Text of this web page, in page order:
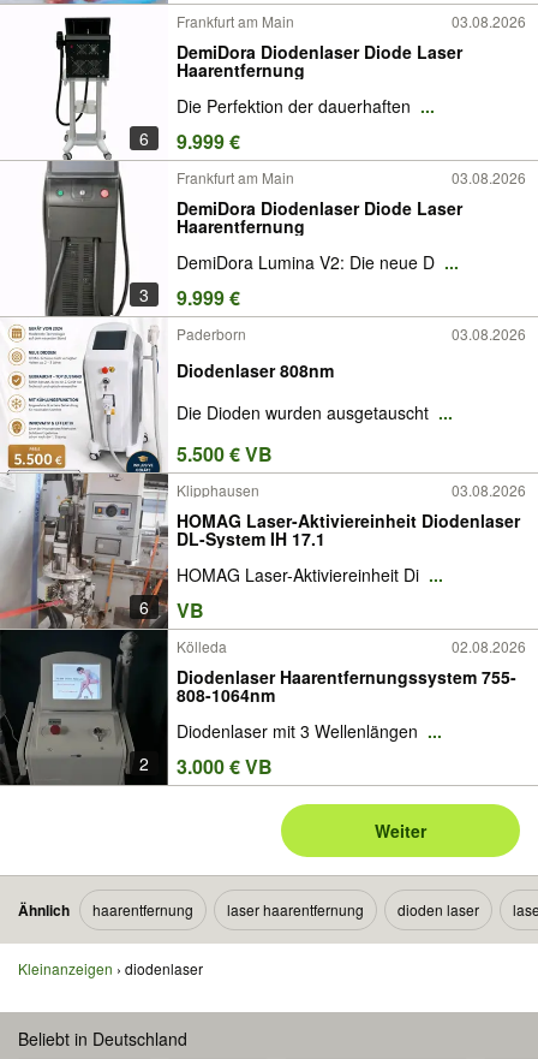
6
Frankfurt am Main 03.08.2026
DemiDora Diodenlaser Diode Laser
Haarentfernung
Die Perfektion der dauerhaften ...
9.999 €
3
Frankfurt am Main 03.08.2026
DemiDora Diodenlaser Diode Laser
Haarentfernung
DemiDora Lumina V2: Die neue D ...
9.999 €
Paderborn 03.08.2026
Diodenlaser 808nm
Die Dioden wurden ausgetauscht ...
5.500 € VB
6
Klipphausen 03.08.2026
HOMAG Laser-Aktiviereinheit Diodenlaser
DL-System IH 17.1
HOMAG Laser-Aktiviereinheit Di ...
VB
2
Kölleda 02.08.2026
Diodenlaser Haarentfernungssystem 755-
808-1064nm
Diodenlaser mit 3 Wellenlängen ...
3.000 € VB
Weiter
Ähnlich haarentfernung laser haarentfernung dioden laser
Kleinanzeigen diodenlaser
Beliebt in Deutschland